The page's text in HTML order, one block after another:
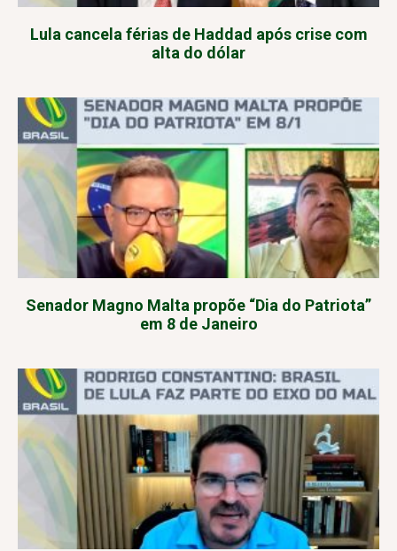
Lula cancela férias de Haddad após crise com
alta do dólar
Senador Magno Malta propõe “Dia do Patriota”
em 8 de Janeiro